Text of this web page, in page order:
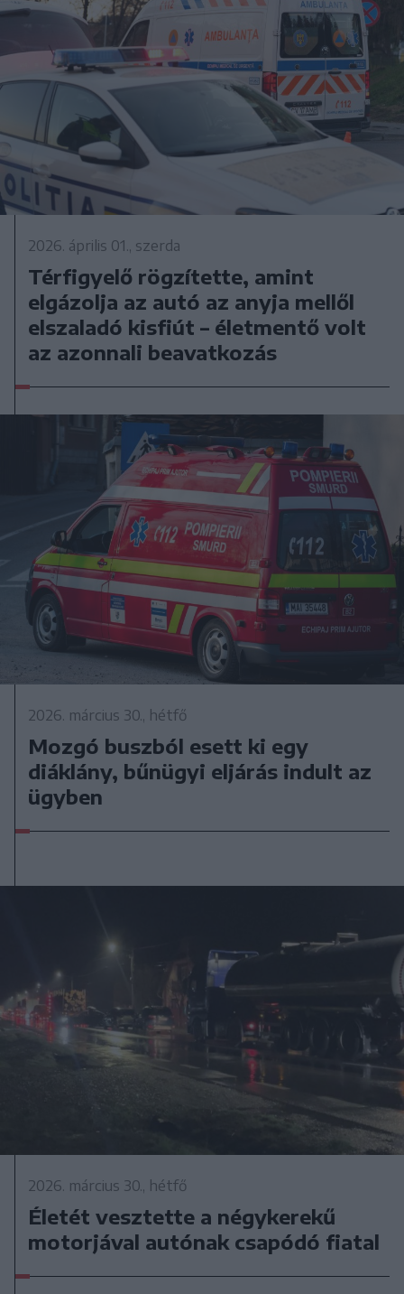
2026. április 01., szerda
Térfigyelő rögzítette, amint
elgázolja az autó az anyja mellől
elszaladó kisfiút – életmentő volt
az azonnali beavatkozás
2026. március 30., hétfő
Mozgó buszból esett ki egy
diáklány, bűnügyi eljárás indult az
ügyben
2026. március 30., hétfő
Életét vesztette a négykerekű
motorjával autónak csapódó fiatal